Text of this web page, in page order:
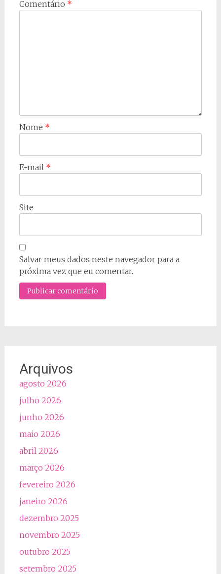
Comentário *
Nome *
E-mail *
Site
Salvar meus dados neste navegador para a
próxima vez que eu comentar.
Arquivos
agosto 2026
julho 2026
junho 2026
maio 2026
abril 2026
março 2026
fevereiro 2026
janeiro 2026
dezembro 2025
novembro 2025
outubro 2025
setembro 2025